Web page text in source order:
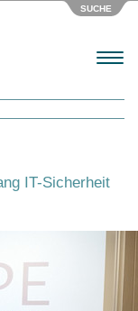
SUCHE
Menu
IT-Sicherheit